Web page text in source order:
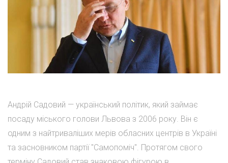
Андрій Садовий — український політик, який займає
посаду міського голови Львова з 2006 року. Він є
одним з найтриваліших мерів обласних центрів в Україні
та засновником партії "Самопоміч". Протягом свого